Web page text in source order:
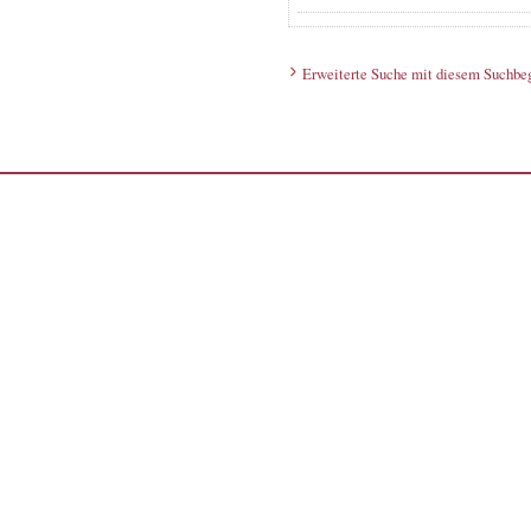
Erweiterte Suche mit diesem